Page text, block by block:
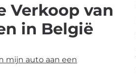
Verkoop van
in België
mijn auto aan een